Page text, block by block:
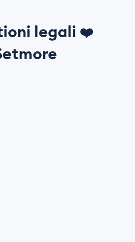
legali ❤️